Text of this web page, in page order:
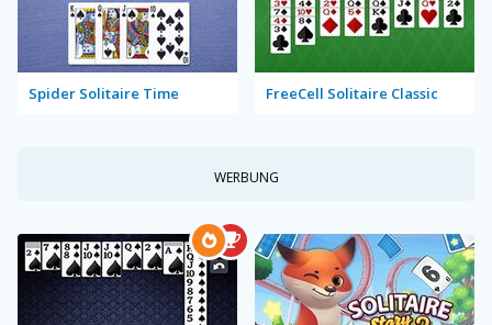
Spider Solitaire Time FreeCell Solitaire Classic
WERBUNG